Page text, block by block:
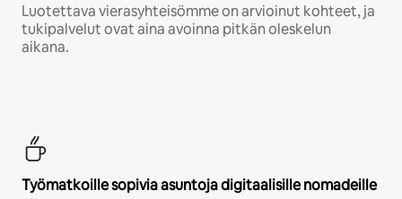
Luotettava vierasyhteisömme on arvioinut kohteet, ja
tukipalvelut ovat aina avoinna pitkän oleskelun
aikana.
Työmatkoille sopivia asuntoja digitaalisille nomadeille